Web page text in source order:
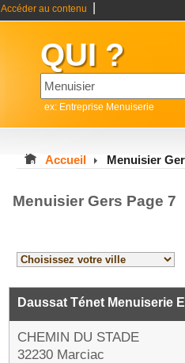
Accéder au contenu
QUI ?
ex: Entreprise Menuiserie
Accueil Menuisier
Menuisier Gers Page 7
Daussat Ténet Menuiserie
CHEMIN DU STADE
32230 Marciac